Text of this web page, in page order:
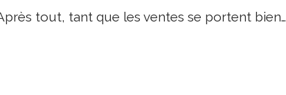
tout, tant que les ventes se portent bien…